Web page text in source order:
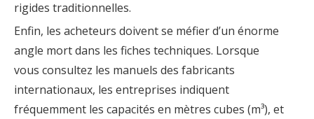
rigides traditionnelles.
Enfin, les acheteurs doivent se méfier d’un énorme
angle mort dans les fiches techniques. Lorsque
vous consultez les manuels des fabricants
internationaux, les entreprises indiquent
fréquemment les capacités en mètres cubes (m³), et